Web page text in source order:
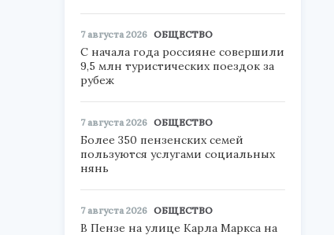
7 августа 2026 ОБЩЕСТВО
С начала года россияне совершили
9,5 млн туристических поездок за
рубеж
7 августа 2026 ОБЩЕСТВО
Более 350 пензенских семей
пользуются услугами социальных
нянь
7 августа 2026 ОБЩЕСТВО
В Пензе на улице Карла Маркса на